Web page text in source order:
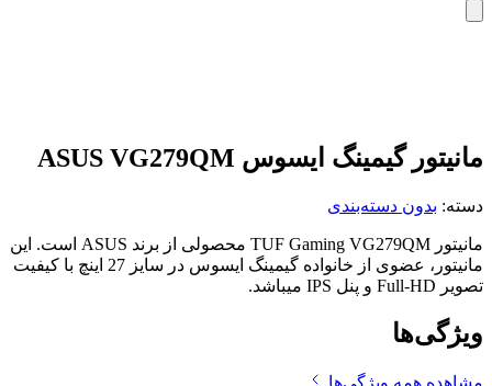
مانیتور گیمینگ ایسوس ASUS VG279QM
دسته: بدون دسته‌بندی
مانیتور TUF Gaming VG279QM محصولی از برند ASUS است. این
مانیتور، عضوی از خانواده گیمینگ ایسوس در سایز 27 اینچ با کیفیت
تصویر Full-HD و پنل IPS میباشد.
ویژگی‌ها
مشاهده همه ویژگی‌ها